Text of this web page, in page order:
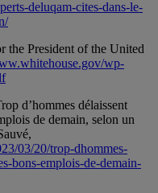
deluqam-cites-dans-le-
the President of the United
wp-
d’hommes délaissent
de demain, selon un
03/20/trop-dhommes-
bons-emplois-de-demain-